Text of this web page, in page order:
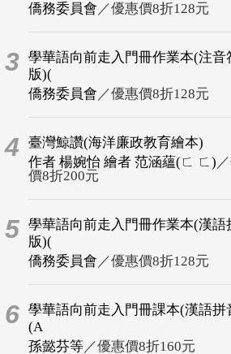
僑務委員會 ／優惠價8折128元
3 學華語向前走入門冊作業本(注音
版)(
僑務委員會 ／優惠價8折128元
4
臺灣鯨讚(海洋廉政教育繪本)
作者 楊婉怡 繪者 范涵蘊(ㄈ ㄈ)
價8折200元
5 學華語向前走入門冊作業本(漢語
版)(
僑務委員會 ／優惠價8折128元
6 學華語向前走入門冊課本(漢語拼
(A
孫懿芬等／優惠價8折160元